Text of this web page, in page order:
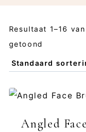
Resultaat 1–16
getoond
Angled